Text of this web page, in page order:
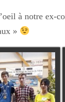
à notre ex-
»